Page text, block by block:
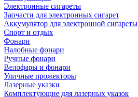
Электронные сигареты
Запчасти для электронных сигарет
Аккумулятор для электронной сигареты
Спорт и отдых
Фонари
Налобные фонари
Ручные фонари
Велофары и фонари
Уличные прожекторы
Лазерные указки
Комплектующие для лазерных указок